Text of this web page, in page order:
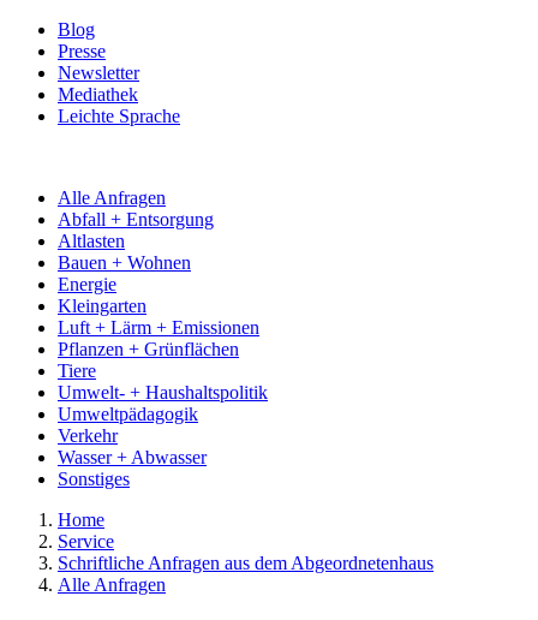
Blog
Presse
Newsletter
Mediathek
Leichte Sprache
Alle Anfragen
Abfall + Entsorgung
Altlasten
Bauen + Wohnen
Energie
Kleingarten
Luft + Lärm + Emissionen
Pflanzen + Grünflächen
Tiere
Umwelt- + Haushaltspolitik
Umweltpädagogik
Verkehr
Wasser + Abwasser
Sonstiges
Home
Service
Schriftliche Anfragen aus dem Abgeordnetenhaus
Alle Anfragen